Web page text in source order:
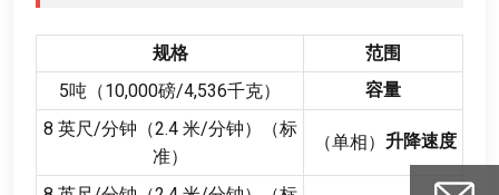
范围
规格
容量
5吨（10,000磅/4,536千克）
升降速度
（单相）
8 英尺/分钟（2.4 米/分钟）（标
准）